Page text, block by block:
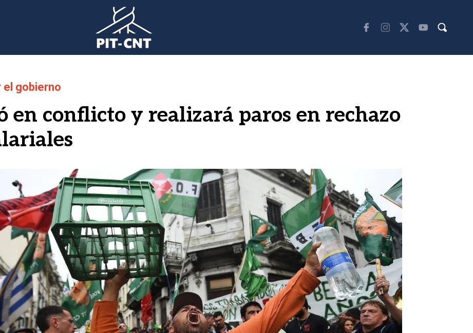
gobierno
en conflicto y realizará paros en rechazo